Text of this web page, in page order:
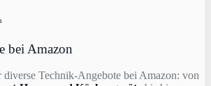
bei Amazon
Technik-Angebote bei Amazon: von